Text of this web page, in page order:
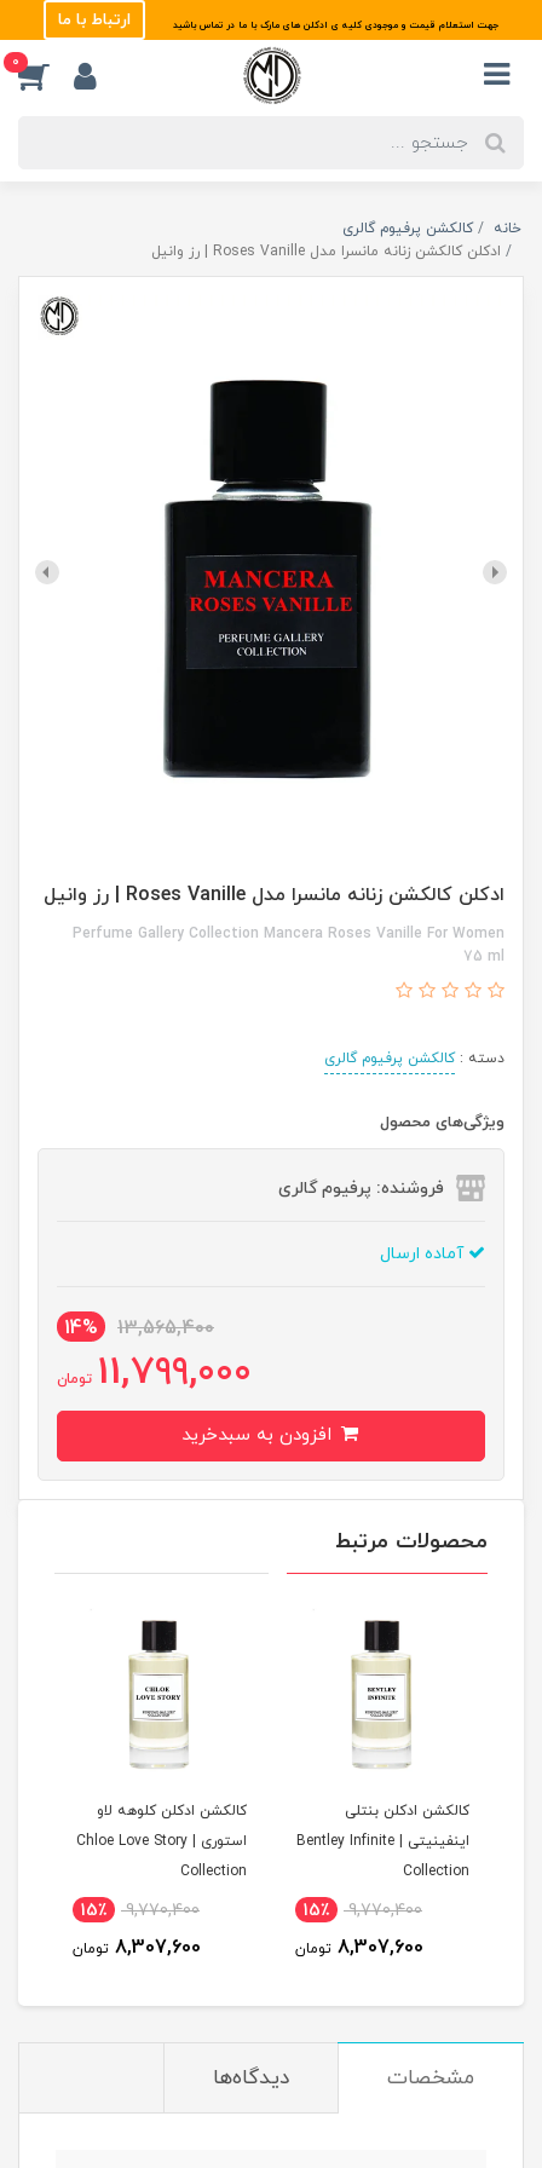
جهت استعلام قیمت و موجودی کلیه ی ادکلن های مارک با ما در تماس باشید ارتباط با ما
0
خانه
کالکشن پرفیوم گالری
ادکلن کالکشن زنانه مانسرا مدل Roses Vanille | رز وانیل
ادکلن کالکشن زنانه مانسرا مدل Roses Vanille | رز وانیل
Perfume Gallery Collection Mancera Roses Vanille For Women
75 ml
دسته :کالکشن پرفیوم گالری
ویژگی‌های محصول
فروشنده: پرفیوم گالری
آماده ارسال
13,565,400
14%
11,799,000 تومان
محصولات مرتبط
کالکشن ادکلن بنتلی
اینفینیتی | Bentley Infinite
Collection
9,770,400 15٪
8,307,600 تومان
کالکشن ادکلن کلوهه لاو
استوری | Chloe Love Story
Collection
9,770,400 15٪
8,307,600 تومان
مشخصات دیدگاه‌ها